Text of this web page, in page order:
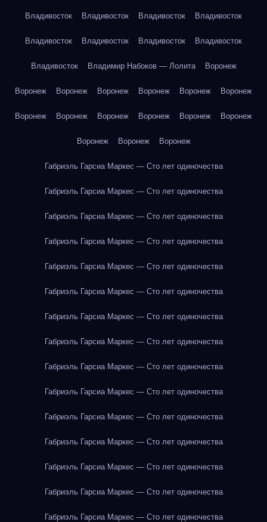
Владивосток Владивосток Владивосток Владивосток
Владивосток Владивосток Владивосток Владивосток
Владивосток Владимир Набоков — Лолита Воронеж
Воронеж Воронеж Воронеж Воронеж Воронеж Воронеж
Воронеж Воронеж Воронеж Воронеж Воронеж Воронеж
Воронеж Воронеж Воронеж
Габриэль Гарсиа Маркес — Сто лет одиночества
Габриэль Гарсиа Маркес — Сто лет одиночества
Габриэль Гарсиа Маркес — Сто лет одиночества
Габриэль Гарсиа Маркес — Сто лет одиночества
Габриэль Гарсиа Маркес — Сто лет одиночества
Габриэль Гарсиа Маркес — Сто лет одиночества
Габриэль Гарсиа Маркес — Сто лет одиночества
Габриэль Гарсиа Маркес — Сто лет одиночества
Габриэль Гарсиа Маркес — Сто лет одиночества
Габриэль Гарсиа Маркес — Сто лет одиночества
Габриэль Гарсиа Маркес — Сто лет одиночества
Габриэль Гарсиа Маркес — Сто лет одиночества
Габриэль Гарсиа Маркес — Сто лет одиночества
Габриэль Гарсиа Маркес — Сто лет одиночества
Габриэль Гарсиа Маркес — Сто лет одиночества